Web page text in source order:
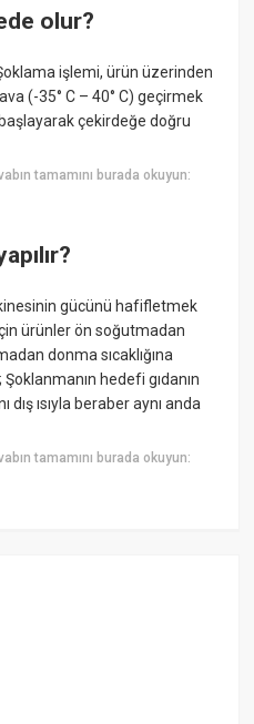
olur?
işlemi, ürün üzerinden
(-35° C – 40° C) geçirmek
çekirdeğe doğru
tamamını burada okuyun:
gücünü hafifletmek
ürünler ön soğutmadan
donma sıcaklığına
Şoklanmanın hedefi gıdanın
dış ısıyla beraber aynı anda
tamamını burada okuyun: